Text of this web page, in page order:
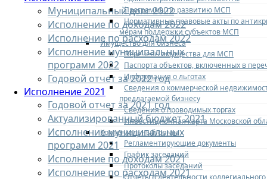
Программы по развитию МСП
Нормативные правовые акты по
мерам поддержки субъектов МСП
Имущество для бизнеса
Перечень имущества для МСП
Паспорта объектов, включенных в
Информация о льготах
Сведения о коммерческой
предлагаемой бизнесу
Сведения о проводимых торгах
Инвестиционная карта Московской
Коллегиальный орган
Регламентирующие документы
График заседаний
Протоколы заседаний
Отчеты о деятельности
Муниципальный долг 2022
Исполнение по доходам 2022
Исполнение по расходам 2022
Исполнение муниципальных
программ 2022
Годовой отчет за 2022 год
Исполнение 2021
Годовой отчет за 2021 год
Актуализированный бюджет 2021
Исполнение муниципальных
программ 2021
Исполнение по доходам 2021
Исполнение по расходам 2021